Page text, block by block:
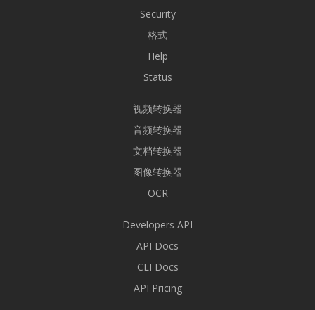
Security
格式
Help
Status
视频转换器
音频转换器
文档转换器
图像转换器
OCR
Developers API
API Docs
CLI Docs
API Pricing